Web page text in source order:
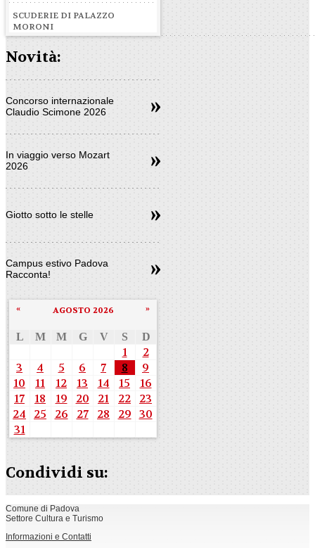
SCUDERIE DI PALAZZO
MORONI
Novità:
Concorso internazionale
Claudio Scimone 2026
In viaggio verso Mozart
2026
Giotto sotto le stelle
Campus estivo Padova
Racconta!
AGOSTO 2026
« »
L M M G V S D
1
2
3
4 5 6 7 8
9
10
11 12 13 14 15
16
17
18 19 20 21 22
23
24
25 26 27 28 29 30
31
Condividi su:
Comune di Padova
Settore Cultura e Turismo
Informazioni e Contatti